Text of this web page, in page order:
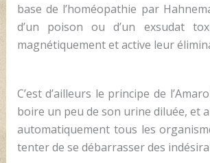
base de l’homéopathie par
d’un poison ou d’un exsudat
magnétiquement et active leur
C’est d’ailleurs le principe de
boire un peu de son urine diluée, et
automatiquement tous les
tenter de se débarrasser des